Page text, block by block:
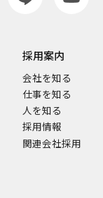
採用案内
会社を知る
仕事を知る
人を知る
採用情報
関連会社採用